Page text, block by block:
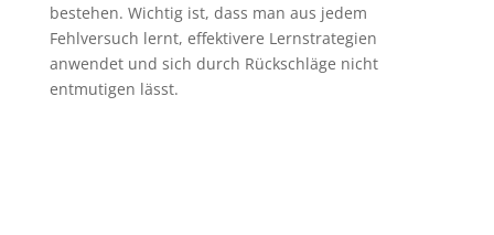
bestehen. Wichtig ist, dass man aus jedem
Fehlversuch lernt, effektivere Lernstrategien
anwendet und sich durch Rückschläge nicht
entmutigen lässt.